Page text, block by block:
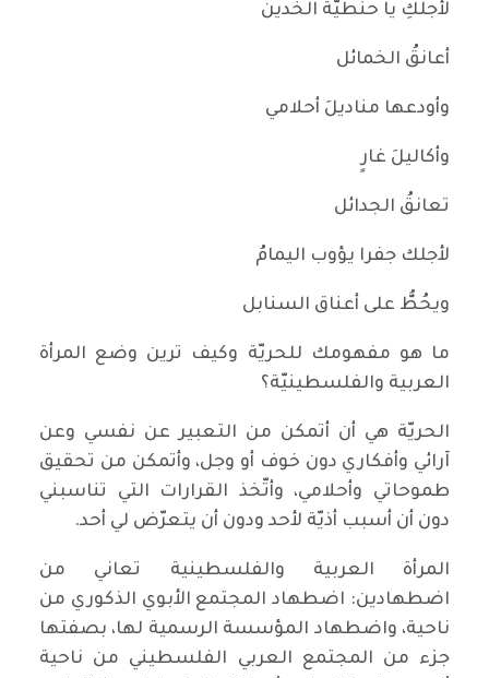
لأجلكِ يا حنطيّةَ الخدين
أعانقُ الخمائل
وأودعها مناديلَ أحلامي
وأكاليلَ غارٍ
تعانقُ الجدائل
لأجلك جفرا يؤوب اليمامُ
ويحُطُّ على أعناق السنابل
ما هو مفهومك للحريّة وكيف ترين وضع المرأة
العربية والفلسطينيّة؟
الحريّة هي أن أتمكن من التعبير عن نفسي وعن
آرائي وأفكاري دون خوف أو وجل، وأتمكن من تحقيق
طموحاتي وأحلامي، وأتّخذ القرارات التي تناسبني
دون أن أسبب أذيّة لأحد ودون أن يتعرّض لي أحد.
المرأة العربية والفلسطينية تعاني من
اضطهادين: اضطهاد المجتمع الأبوي الذكوري من
ناحية، واضطهاد المؤسسة الرسمية لها، بصفتها
جزء من المجتمع العربي الفلسطيني من ناحية